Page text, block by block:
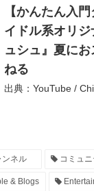
【かんたん入
イドル系オリ
ュシュ』夏に
ねる
出典：YouTube /
ネル コミュニ
& Blogs